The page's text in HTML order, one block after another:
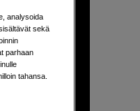
analysoida
sekä
parhaan
tahansa.